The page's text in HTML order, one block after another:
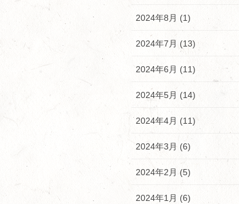
2024年8月 (1)
2024年7月 (13)
2024年6月 (11)
2024年5月 (14)
2024年4月 (11)
2024年3月 (6)
2024年2月 (5)
2024年1月 (6)